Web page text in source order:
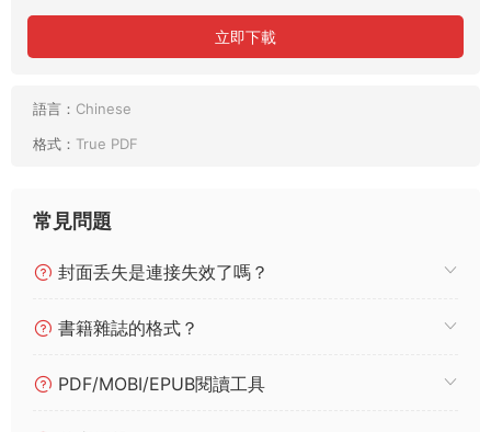
立即下載
語言： Chinese
格式： True PDF
常見問題
封面丢失是連接失效了嗎？
書籍雜誌的格式？
PDF/MOBI/EPUB閱讀工具